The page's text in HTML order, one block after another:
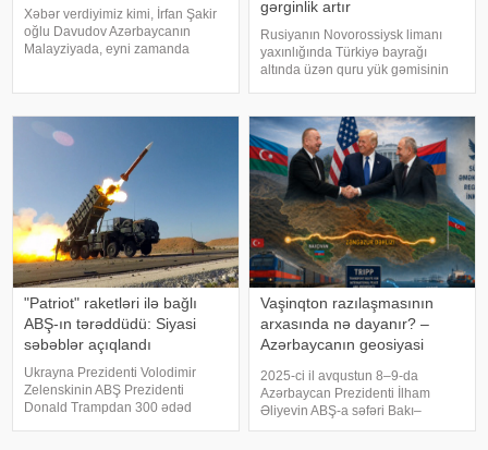
Xəbər verdiyimiz kimi, İrfan Şakir
oğlu Davudov Azərbaycanın
Malayziyada, eyni zamanda
bununla bağlı Azərbaycan
Prezident
gərginlik artır
Rusiyanın Novorossiysk limanı
yaxınlığında Türkiyə bayrağı
altında üzən quru yük gəmisinin
Türkiyə mediası məlumat yayıb.
Məlumata görə, hadisə
Novorossiys
"Patriot" raketləri ilə bağlı
ABŞ-ın tərəddüdü: Siyasi
səbəblər açıqlandı
Ukrayna Prezidenti Volodimir
Zelenskinin ABŞ Prezidenti
Donald Trampdan 300 ədəd
Vaşinqton razılaşmasının
arxasında nə dayanır? –
Azərbaycanın geosiyasi
2025-ci il avqustun 8–9-da
Azərbaycan Prezidenti İlham
Əliyevin ABŞ-a səfəri Bakı–
Vaşinqton münasibətlərində yeni